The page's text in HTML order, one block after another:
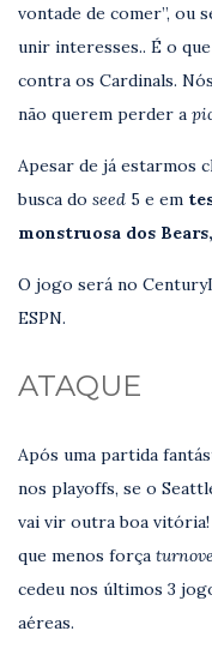
vontade de comer”, ou
unir interesses.. É o
contra os Cardinals.
não querem perder a
Apesar de já estarmos
busca do seed 5 e em
monstruosa dos
O jogo será no
ESPN.
ATAQUE
Após uma partida
nos playoffs, se o
vai vir outra boa vitória!
que menos força
cedeu nos últimos 3
aéreas.